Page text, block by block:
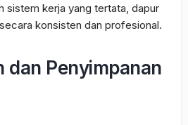
sistem kerja yang tertata, dapur
konsisten dan profesional.
dan Penyimpanan